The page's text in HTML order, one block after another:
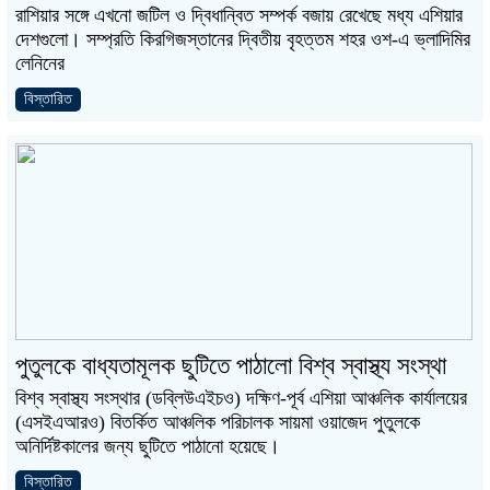
রাশিয়ার সঙ্গে এখনো জটিল ও দ্বিধান্বিত সম্পর্ক বজায় রেখেছে মধ্য এশিয়ার
দেশগুলো। সম্প্রতি কিরগিজস্তানের দ্বিতীয় বৃহত্তম শহর ওশ-এ ভ্লাদিমির
লেনিনের
বিস্তারিত
পুতুলকে বাধ্যতামূলক ছুটিতে পাঠালো বিশ্ব স্বাস্থ্য সংস্থা
বিশ্ব স্বাস্থ্য সংস্থার (ডব্লিউএইচও) দক্ষিণ-পূর্ব এশিয়া আঞ্চলিক কার্যালয়ের
(এসইএআরও) বিতর্কিত আঞ্চলিক পরিচালক সায়মা ওয়াজেদ পুতুলকে
অনির্দিষ্টকালের জন্য ছুটিতে পাঠানো হয়েছে।
বিস্তারিত